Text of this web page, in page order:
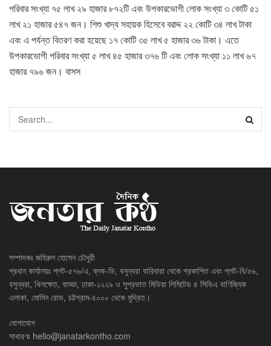
পরিবার সংখ্যা ৭৫ লাখ ২৯ হাজার ৮৭২টি এবং উপকারভোগী লোক সংখ্যা ৩ কোটি ৫১
লাখ ২১ হাজার ৫৪৭ জন। শিশু খাদ্য সহায়ক হিসেবে বরাদ্দ ২২ কোটি ৩৪ লাখ টাকা
এবং এ পর্যন্ত বিতরণ করা হয়েছে ১৭ কোটি ৩৫ লাখ ৫ হাজার ৩৬ টাকা। এতে
উপকারভোগী পরিবার সংখ্যা ৫ লাখ ৪৫ হাজার ৩৭৬ টি এবং লোক সংখ্যা ১১ লাখ ৬৭
হাজার ৭৯৬ জন। বাসস
সম্পাদকঃ জহিরুল হোসেন চৌধুরী
প্রধান কার্যালয়ঃ প্লট-৫৭৬/এ, ব্লক-ডি, বসুন্ধরা বারিধারা থেকে প্রকাশিত এবং প্লট-বি/৫৬,
বসুন্ধরা, খিলক্ষেত, বাড্ডা, ঢাকা-১২২৯ ও সুপ্রভাত মিডিয়া লিমিটেড ৪ সিডিএ বাণিজ্যিক
এলাকা, মোমিন রোড, চট্টগ্রাম-৪০০০ থেকে মুদ্রিত।
যোগাযোগ
সাধারণঃ hello@janatarkontho.com